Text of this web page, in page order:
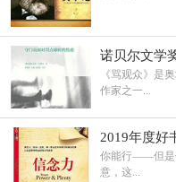
诺贝尔文学
《骂观众》是
作家之一...
2019年度好
你能行——但是
意，这...